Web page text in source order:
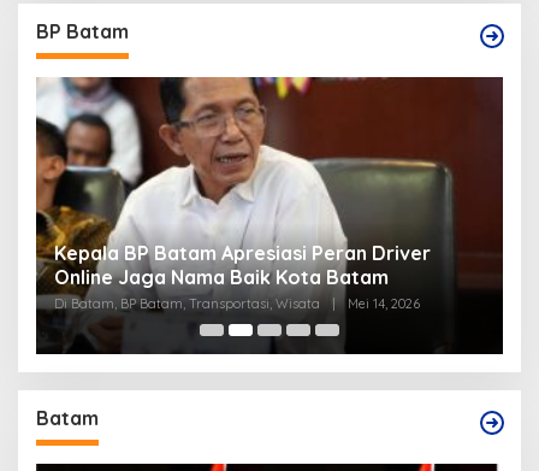
BP Batam
Kepala BP Batam Apresiasi Peran Driver
Online Jaga Nama Baik Kota Batam
Di Batam, BP Batam, Transportasi, Wisata | Mei 14, 2026
Batam